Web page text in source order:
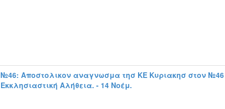
№46: Αποστολικον αναγνωσμα τησ ΚΕ Κυριακησ στον №46
Εκκλησιαστική Αλήθεια. - 14 Νοέμ.